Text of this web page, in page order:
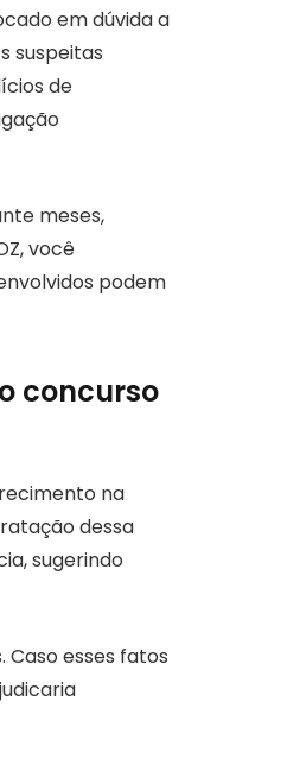
em dúvida a
suspeitas
de
meses,
você
podem
concurso
na
dessa
sugerindo
esses fatos